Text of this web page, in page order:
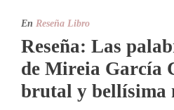
En Reseña Libro
Reseña: Las
de Mireia García
brutal y bellísima